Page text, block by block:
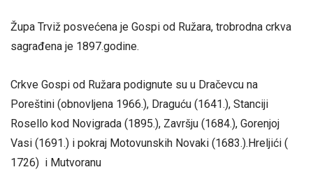
Župa Trviž posvećena je Gospi od Ružara, trobrodna crkva
sagrađena je 1897.godine.
Crkve Gospi od Ružara podignute su u Dračevcu na
Poreštini (obnovljena 1966.), Draguću (1641.), Stanciji
Rosello kod Novigrada (1895.), Završju (1684.), Gorenjoj
Vasi (1691.) i pokraj Motovunskih Novaki (1683.).Hreljići (
1726) i Mutvoranu